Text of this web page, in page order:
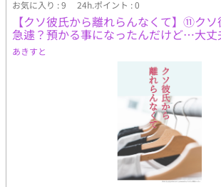
０代半ば） 朔に、３年前去られてから、日々
かり、屈折したような性格になりかけて いる
いい好青年。 朔の事を１０代の頃からずっと
し的に、付き合う事になってしまったが その
したり、独占欲に 駆られる事に。 朔が去った
事一途で 根はかなり真面目ではあるものの 朔
色が変わる。 朔の自由さに魅力を感じながら
と実感している。 強がりに思われがちで、俗
長は、１７０程。 朔いわく、脚が綺麗とのこ
中学の頃や高校の頃のお話が メインになって
ので、本編よりか身長なども まだ低めの央未
お気に入り : 9 24h.ポイント : 0
【クソ彼氏から離れらんなくて】⑪ク
急遽？預かる事になったんだけど…大丈
あきすと